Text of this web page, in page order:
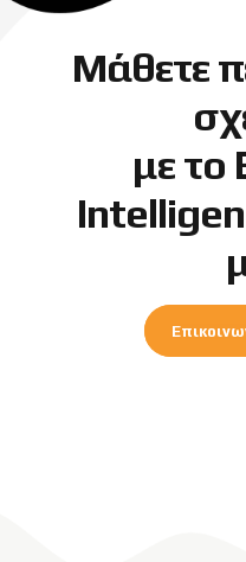
Μάθετε
με το